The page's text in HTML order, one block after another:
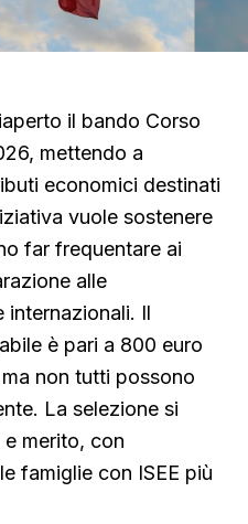
il bando Corso
mettendo a
economici destinati
vuole sostenere
far frequentare ai
alle
internazionali. Il
è pari a 800 euro
non tutti possono
La selezione si
merito, con
famiglie con ISEE più